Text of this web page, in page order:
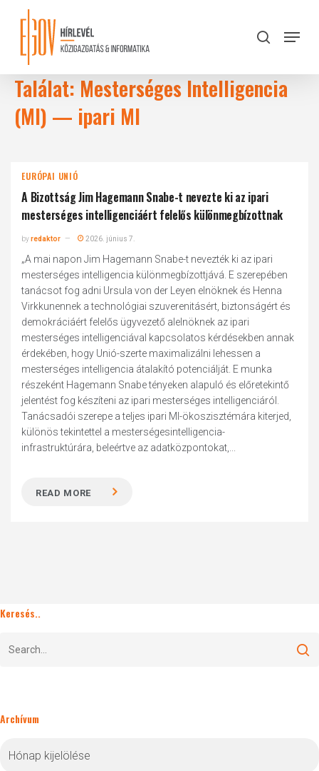
content
search
Menu
Találat: Mesterséges Intelligencia
(MI) — ipari MI
EURÓPAI UNIÓ
A Bizottság Jim Hagemann Snabe-t nevezte ki az ipari
mesterséges intelligenciáért felelős különmegbízottnak
byredaktor 2026. június 7.
„A mai napon Jim Hagemann Snabe-t nevezték ki az ipari
mesterséges intelligencia különmegbízottjává. E szerepében
tanácsot fog adni Ursula von der Leyen elnöknek és Henna
Virkkunennek a technológiai szuverenitásért, biztonságért és
demokráciáért felelős ügyvezető alelnöknek az ipari
mesterséges intelligenciával kapcsolatos kérdésekben annak
érdekében, hogy Unió-szerte maximalizálni lehessen a
mesterséges intelligencia átalakító potenciálját. E munka
részeként Hagemann Snabe tényeken alapuló és előretekintő
jelentést fog készíteni az ipari mesterséges intelligenciáról.
Tanácsadói szerepe a teljes ipari MI-ökoszisztémára kiterjed,
különös tekintettel a mesterségesintelligencia-
infrastruktúrára, beleértve az adatközpontokat,...
READ MORE
Keresés..
Archívum
Close